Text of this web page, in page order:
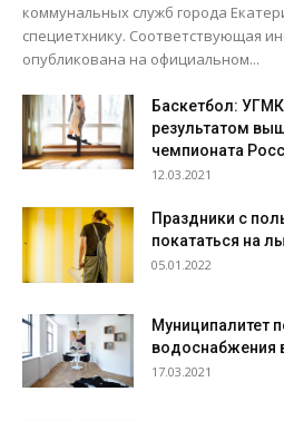
коммунальных служб города
специетхнику. Соответствующая
опубликована на официальном...
Баскетбол:
результатом
чемпионата
12.03.2021
Праздники с
покататься на
05.01.2022
Муниципалитет
водоснабжения
17.03.2021